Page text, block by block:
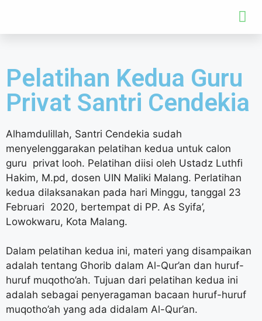
Pelatihan Kedua Guru
Privat Santri Cendekia
Alhamdulillah, Santri Cendekia sudah
menyelenggarakan pelatihan kedua untuk calon
guru privat looh. Pelatihan diisi oleh Ustadz Luthfi
Hakim, M.pd, dosen UIN Maliki Malang. Perlatihan
kedua dilaksanakan pada hari Minggu, tanggal 23
Februari 2020, bertempat di PP. As Syifa’,
Lowokwaru, Kota Malang.
Dalam pelatihan kedua ini, materi yang disampaikan
adalah tentang Ghorib dalam Al-Qur’an dan huruf-
huruf muqotho’ah. Tujuan dari pelatihan kedua ini
adalah sebagai penyeragaman bacaan huruf-huruf
muqotho’ah yang ada didalam Al-Qur’an.